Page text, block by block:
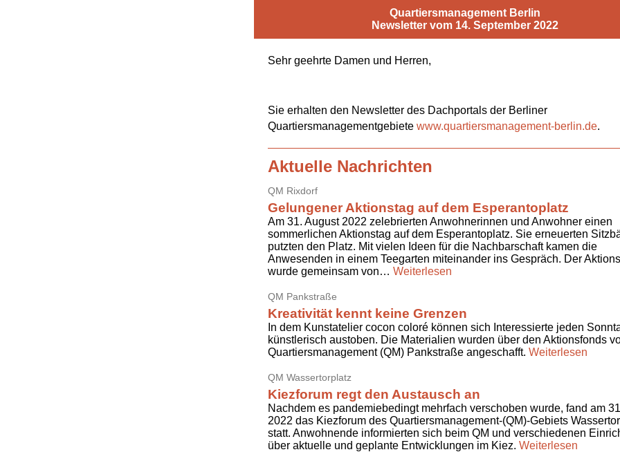
Quartiersmanagement Berlin
Newsletter vom 14. September 2022
Sehr geehrte Damen und Herren,
Sie erhalten den Newsletter des Dachportals der Berliner
Quartiersmanagementgebiete www.quartiersmanagement-berlin.de.
Aktuelle Nachrichten
QM Rixdorf
Gelungener Aktionstag auf dem Esperantoplatz
Am 31. August 2022 zelebrierten Anwohnerinnen und Anwohner einen
sommerlichen Aktionstag auf dem Esperantoplatz. Sie erneuerten
putzten den Platz. Mit vielen Ideen für die Nachbarschaft kamen die
Anwesenden in einem Teegarten miteinander ins Gespräch. Der
wurde gemeinsam von… Weiterlesen
QM Pankstraße
Kreativität kennt keine Grenzen
In dem Kunstatelier cocon coloré können sich Interessierte jeden
künstlerisch austoben. Die Materialien wurden über den Aktionsfonds
Quartiersmanagement (QM) Pankstraße angeschafft. Weiterlesen
QM Wassertorplatz
Kiezforum regt den Austausch an
Nachdem es pandemiebedingt mehrfach verschoben wurde, fand am
2022 das Kiezforum des Quartiersmanagement-(QM)-Gebiets
statt. Anwohnende informierten sich beim QM und verschiedenen
über aktuelle und geplante Entwicklungen im Kiez. Weiterlesen